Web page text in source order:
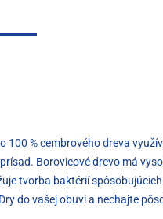
% cembrového dreva
Borovicové drevo má
tvorba baktérií
do vašej obuvi a nechajte